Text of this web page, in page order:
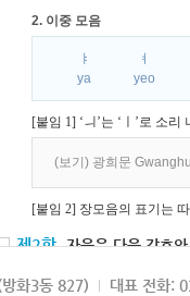
2. 이중 모음
ㅑ
ya
ㅕ
yeo
[붙임 1] ‘ㅢ’는 ‘ㅣ’로 소
(보기) 광희문
[붙임 2] 장모음의 표기는
제2항 자음은 다음 각호
1. 파열음
화3동 827) 대표 전화: